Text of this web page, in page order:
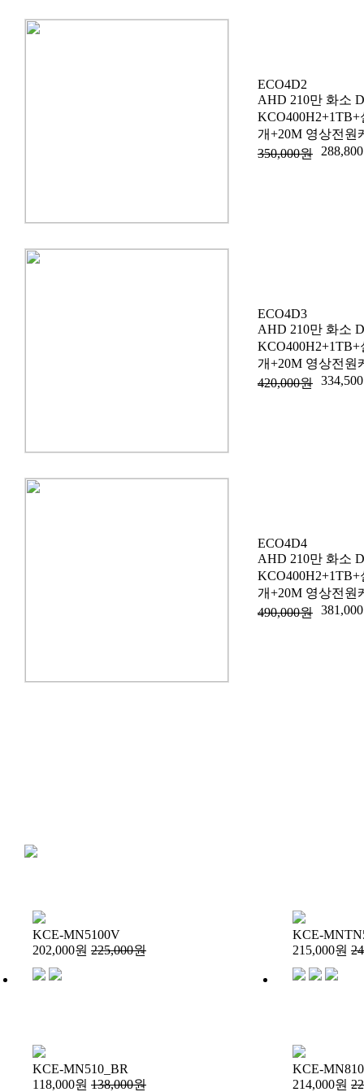
ECO4D2
AHD 210만 화소
개+20M 영상전원
350,000원
ECO4D3
AHD 210만 화소
개+20M 영상전원
420,000원
ECO4D4
AHD 210만 화소
개+20M 영상전원
490,000원
KCE-MN5100V
202,000원 225,000원
KCE-
215,000원
KCE-MN510_BR
118,000원 138,000원
KCE-
214,000원